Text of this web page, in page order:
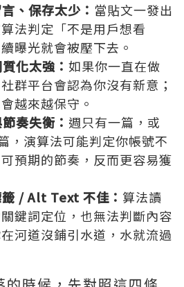
、保存太少： 當貼文一發出
法判定「不是用戶想看
曝光就會被壓下去。
化太強： 如果你一直在做
社群平台會認為你沒有新意；
越來越保守。
奏失衡： 週只有一篇，或
，演算法可能判定你帳號不
預期的節奏，反而更容易獲
/ Alt Text 不佳： 算法讀
鍵詞定位，也無法判斷內容
河道沒鋪引水道，水就流過